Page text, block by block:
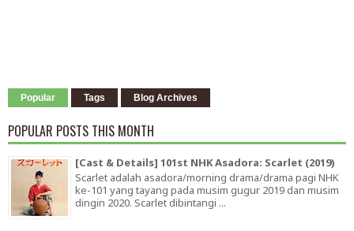
Popular Tags Blog Archives
POPULAR POSTS THIS MONTH
[Cast & Details] 101st NHK Asadora: Scarlet (2019)
Scarlet adalah asadora/morning drama/drama pagi NHK
ke-101 yang tayang pada musim gugur 2019 dan musim
dingin 2020. Scarlet dibintangi ...